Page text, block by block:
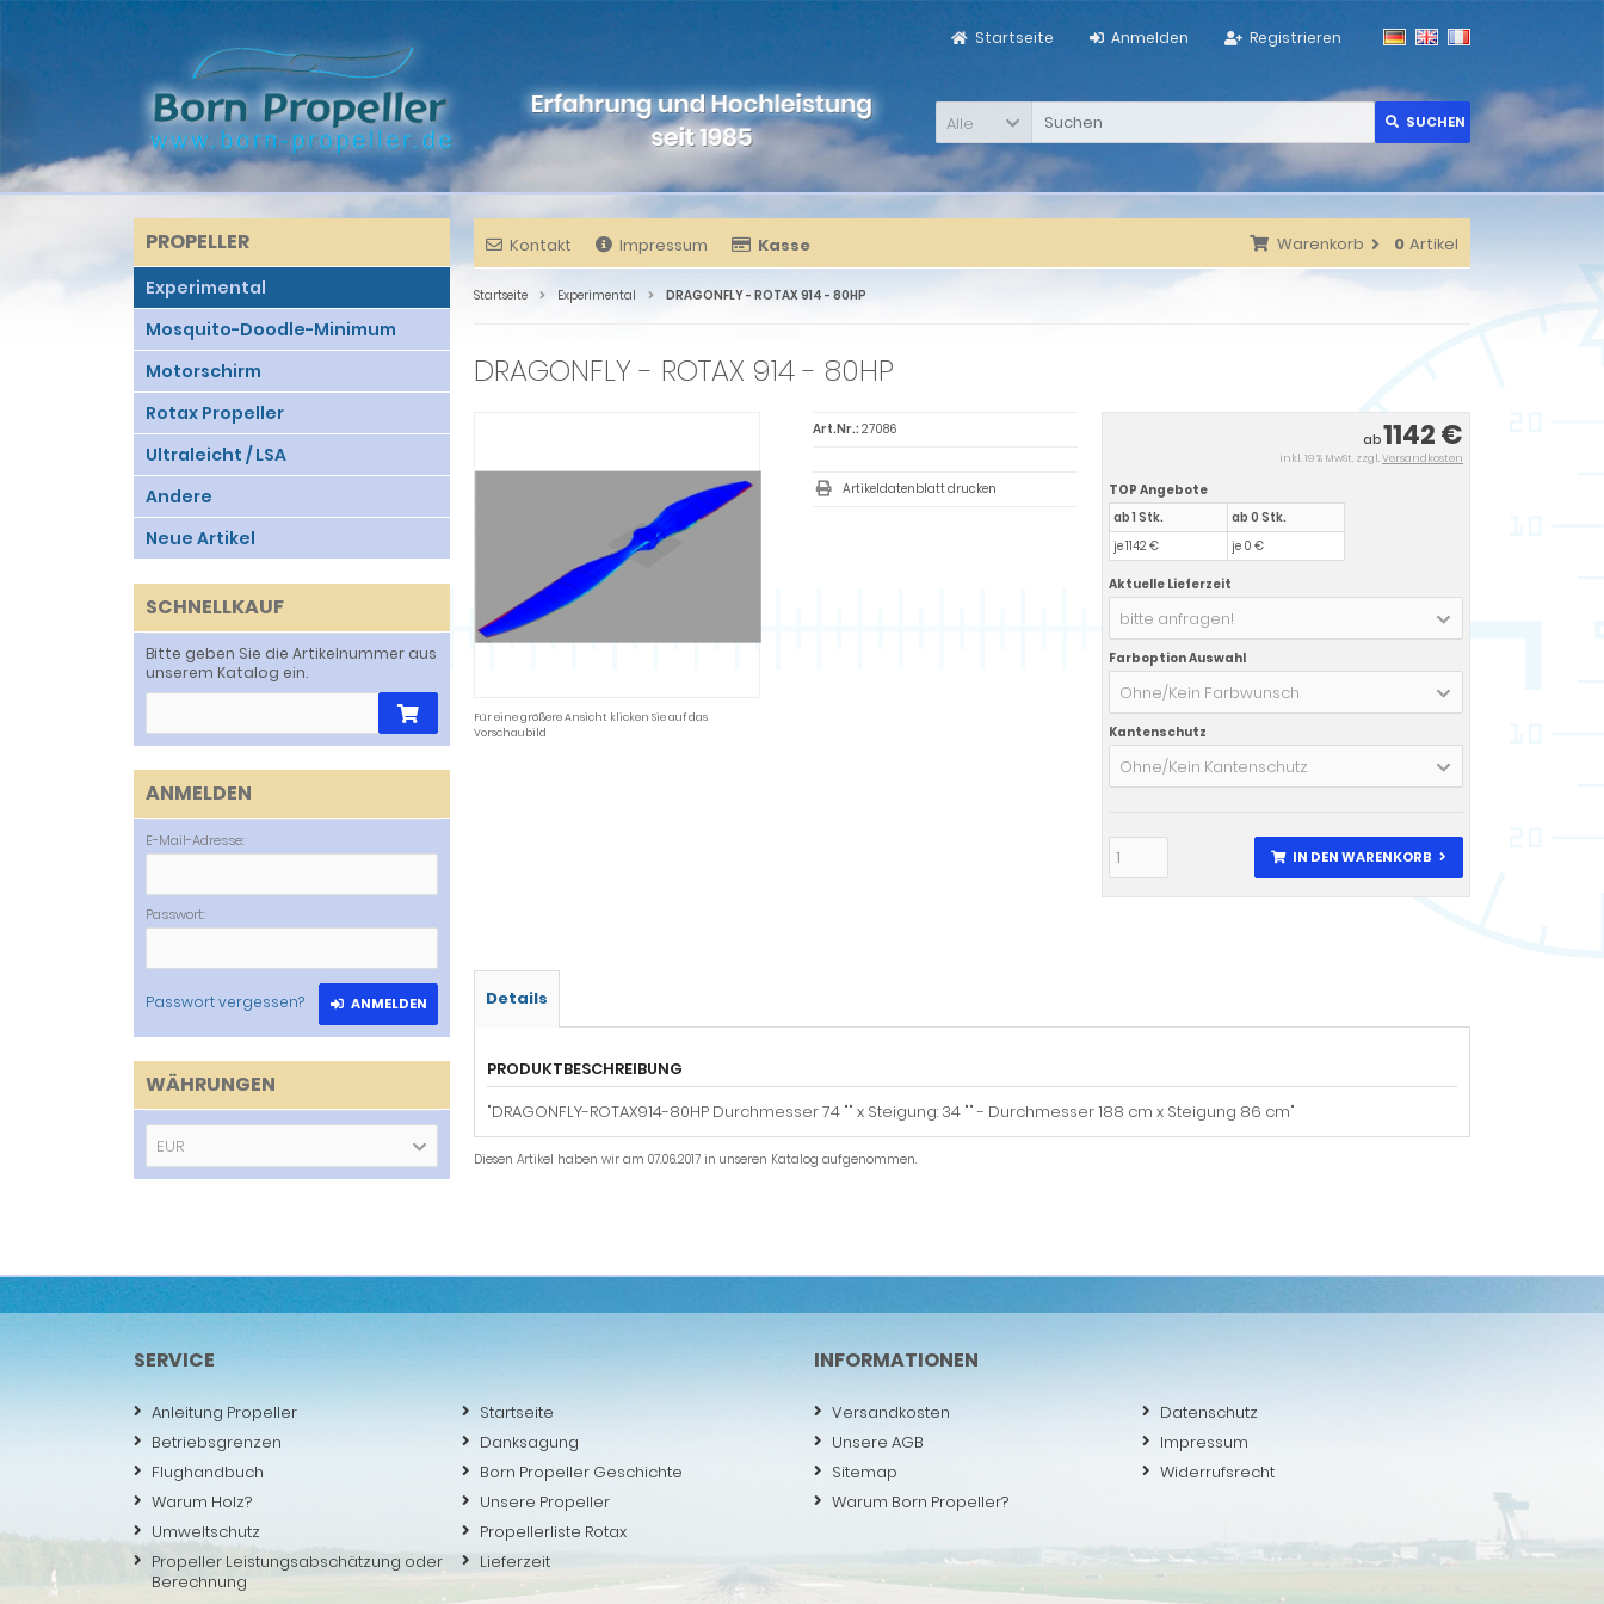
Registrieren
Anmelden
Startseite
Alle SUCHEN
Kontakt Impressum Kasse Warenkorb 0 Artikel
Startseite Experimental DRAGONFLY - ROTAX 914 - 80HP
DRAGONFLY - ROTAX 914 - 80HP
Für eine größere Ansicht klicken Sie auf das
Vorschaubild
ab1142 €
inkl. 19 % MwSt. zzgl.Versandkosten
TOP Angebote
ab 1 Stk.
je 1142 €
ab 0 Stk.
je 0 €
Aktuelle Lieferzeit
bitte anfragen!
Farboption Auswahl
Ohne/Kein Farbwunsch
Kantenschutz
Ohne/Kein Kantenschutz
IN DEN WARENKORB
Art.Nr.: 27086
Artikeldatenblatt drucken
Details
PRODUKTBESCHREIBUNG
"DRAGONFLY-ROTAX914-80HP Durchmesser 74 "" x Steigung: 34 "" - Durchmesser 188 cm x Steigung 86 cm"
Diesen Artikel haben wir am 07.06.2017 in unseren Katalog aufgenommen.
PROPELLER
Experimental
Mosquito-Doodle-Minimum
Motorschirm
Rotax Propeller
Ultraleicht / LSA
Andere
Neue Artikel
SCHNELLKAUF
Bitte geben Sie die Artikelnummer aus
unserem Katalog ein.
ANMELDEN
E-Mail-Adresse:
Passwort:
Passwort vergessen? ANMELDEN
WÄHRUNGEN
EUR
SERVICE
Anleitung Propeller
Startseite
Betriebsgrenzen
Danksagung
Flughandbuch
Born Propeller Geschichte
Warum Holz?
Unsere Propeller
Umweltschutz
Propellerliste Rotax
Propeller Leistungsabschätzung oder
Berechnung
Lieferzeit
INFORMATIONEN
Versandkosten
Datenschutz
Unsere AGB
Impressum
Sitemap
Widerrufsrecht
Warum Born Propeller?